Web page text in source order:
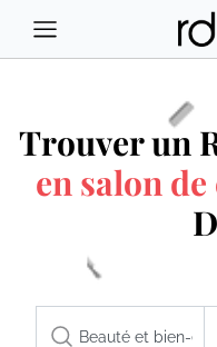
Trouver un
en salon